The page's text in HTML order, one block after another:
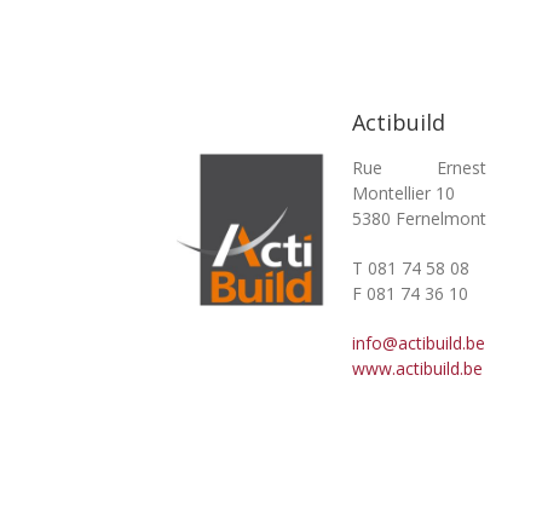
Actibuild
Rue Ernest
Montellier 10
5380 Fernelmont
T 081 74 58 08
F 081 74 36 10
info@actibuild.be
www.actibuild.be